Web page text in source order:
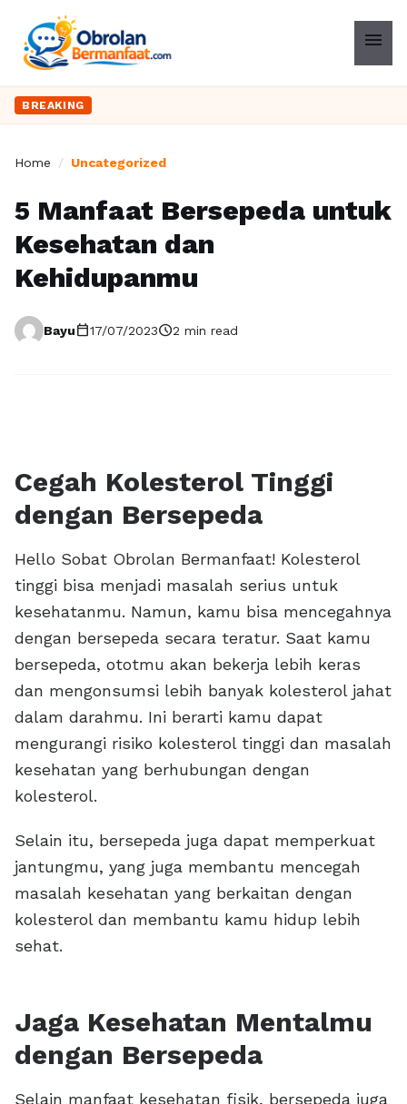
menu
BREAKING
Home / Uncategorized
5 Manfaat Bersepeda untuk
Kesehatan dan
Kehidupanmu
Bayucalendar_today17/07/2023schedule2 min read
Cegah Kolesterol Tinggi
dengan Bersepeda
Hello Sobat Obrolan Bermanfaat! Kolesterol
tinggi bisa menjadi masalah serius untuk
kesehatanmu. Namun, kamu bisa mencegahnya
dengan bersepeda secara teratur. Saat kamu
bersepeda, ototmu akan bekerja lebih keras
dan mengonsumsi lebih banyak kolesterol jahat
dalam darahmu. Ini berarti kamu dapat
mengurangi risiko kolesterol tinggi dan masalah
kesehatan yang berhubungan dengan
kolesterol.
Selain itu, bersepeda juga dapat memperkuat
jantungmu, yang juga membantu mencegah
masalah kesehatan yang berkaitan dengan
kolesterol dan membantu kamu hidup lebih
sehat.
Jaga Kesehatan Mentalmu
dengan Bersepeda
Selain manfaat kesehatan fisik, bersepeda juga